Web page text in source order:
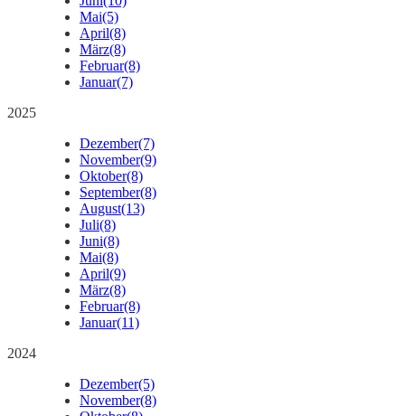
Mai(5)
April(8)
März(8)
Februar(8)
Januar(7)
2025
Dezember(7)
November(9)
Oktober(8)
September(8)
August(13)
Juli(8)
Juni(8)
Mai(8)
April(9)
März(8)
Februar(8)
Januar(11)
2024
Dezember(5)
November(8)